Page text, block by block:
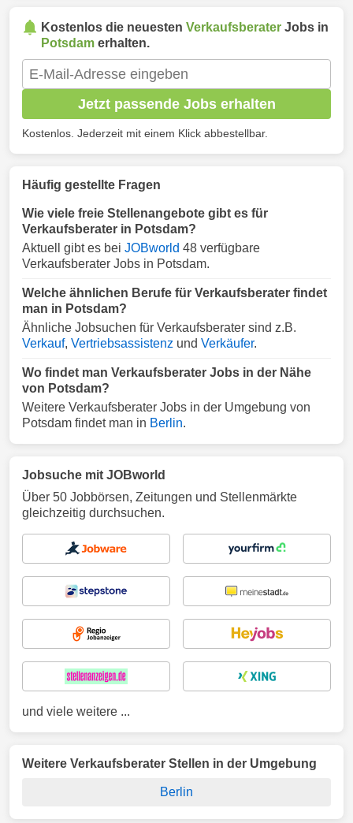
Kostenlos die neuesten Verkaufsberater Jobs in
Potsdam erhalten.
Jetzt passende Jobs erhalten
Kostenlos. Jederzeit mit einem Klick abbestellbar.
Häufig gestellte Fragen
Wie viele freie Stellenangebote gibt es für
Verkaufsberater in Potsdam?
Aktuell gibt es bei JOBworld 48 verfügbare
Verkaufsberater Jobs in Potsdam.
Welche ähnlichen Berufe für Verkaufsberater findet
man in Potsdam?
Ähnliche Jobsuchen für Verkaufsberater sind z.B.
Verkauf, Vertriebsassistenz und Verkäufer.
Wo findet man Verkaufsberater Jobs in der Nähe
von Potsdam?
Weitere Verkaufsberater Jobs in der Umgebung von
Potsdam findet man in Berlin.
Jobsuche mit JOBworld
Über 50 Jobbörsen, Zeitungen und Stellenmärkte
gleichzeitig durchsuchen.
und viele weitere ...
Weitere Verkaufsberater Stellen in der Umgebung
Berlin